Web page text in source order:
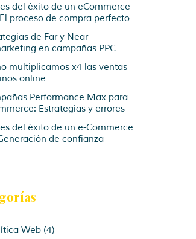
del éxito de un eCommerce
proceso de compra perfecto
de Far y Near
en campañas PPC
multiplicamos x4 las ventas
online
Performance Max para
Estrategias y errores
del éxito de un e-Commerce
de confianza
Web (4)